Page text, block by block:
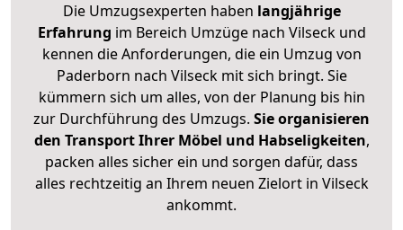
Die Umzugsexperten haben langjährige
Erfahrung im Bereich Umzüge nach Vilseck und
kennen die Anforderungen, die ein Umzug von
Paderborn nach Vilseck mit sich bringt. Sie
kümmern sich um alles, von der Planung bis hin
zur Durchführung des Umzugs. Sie organisieren
den Transport Ihrer Möbel und Habseligkeiten,
packen alles sicher ein und sorgen dafür, dass
alles rechtzeitig an Ihrem neuen Zielort in Vilseck
ankommt.